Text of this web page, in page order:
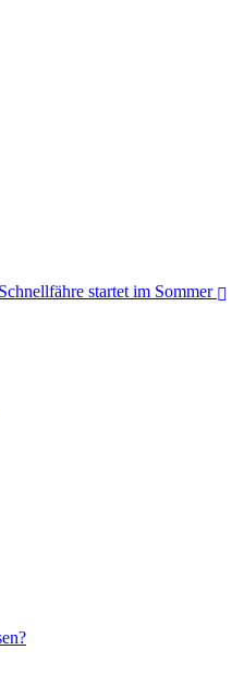
startet im Sommer
startet im Sommer